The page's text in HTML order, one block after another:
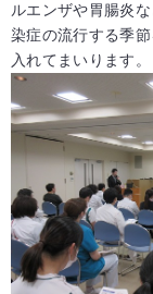
ルエンザや胃腸炎
染症の流行する季
入れてまいります。